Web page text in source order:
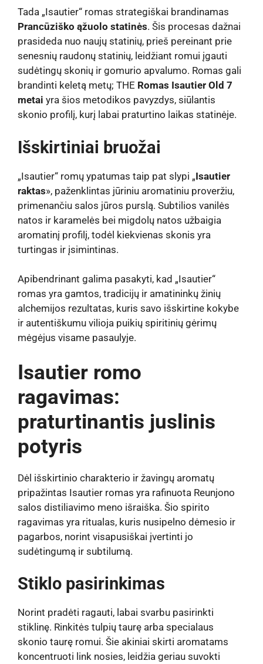
Tada „Isautier“ romas strategiškai brandinamas
Prancūziško ąžuolo statinės. Šis procesas dažnai
prasideda nuo naujų statinių, prieš pereinant prie
senesnių raudonų statinių, leidžiant romui įgauti
sudėtingų skonių ir gomurio apvalumo. Romas gali
brandinti keletą metų; THE Romas Isautier Old 7
metai yra šios metodikos pavyzdys, siūlantis
skonio profilį, kurį labai praturtino laikas statinėje.
Išskirtiniai bruožai
„Isautier“ romų ypatumas taip pat slypi „Isautier
raktas», paženklintas jūriniu aromatiniu proveržiu,
primenančiu salos jūros purslą. Subtilios vanilės
natos ir karamelės bei migdolų natos užbaigia
aromatinį profilį, todėl kiekvienas skonis yra
turtingas ir įsimintinas.
Apibendrinant galima pasakyti, kad „Isautier“
romas yra gamtos, tradicijų ir amatininkų žinių
alchemijos rezultatas, kuris savo išskirtine kokybe
ir autentiškumu vilioja puikių spiritinių gėrimų
mėgėjus visame pasaulyje.
Isautier romo
ragavimas:
praturtinantis juslinis
potyris
Dėl išskirtinio charakterio ir žavingų aromatų
pripažintas Isautier romas yra rafinuota Reunjono
salos distiliavimo meno išraiška. Šio spirito
ragavimas yra ritualas, kuris nusipelno dėmesio ir
pagarbos, norint visapusiškai įvertinti jo
sudėtingumą ir subtilumą.
Stiklo pasirinkimas
Norint pradėti ragauti, labai svarbu pasirinkti
stiklinę. Rinkitės tulpių taurę arba specialaus
skonio taurę romui. Šie akiniai skirti aromatams
koncentruoti link nosies, leidžia geriau suvokti